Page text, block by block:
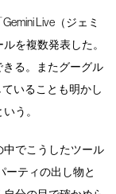
Live（ジェミ
を複数発表した。
きる。またグーグル
いることも明かし
う。
中でこうしたツール
ーティの出し物と